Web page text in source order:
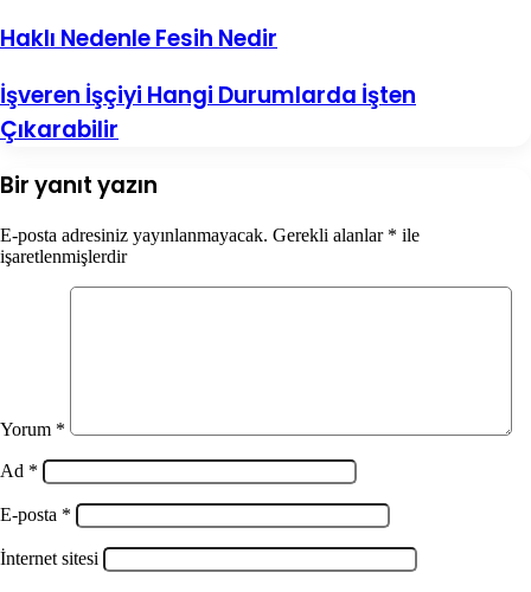
Haklı Nedenle Fesih Nedir
İşveren İşçiyi Hangi Durumlarda İşten
Çıkarabilir
Bir yanıt yazın
E-posta adresiniz yayınlanmayacak. Gerekli alanlar * ile
işaretlenmişlerdir
Yorum *
Ad *
E-posta *
İnternet sitesi